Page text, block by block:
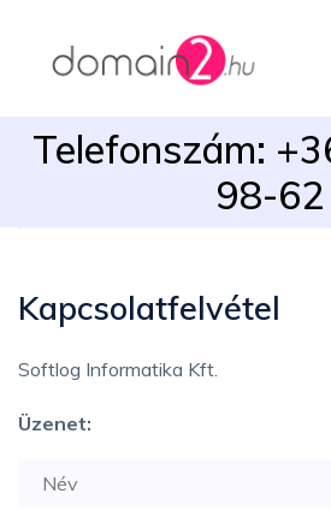
Telefonszám:
98-62
Kapcsolatfelvétel
Softlog Informatika Kft.
Üzenet: